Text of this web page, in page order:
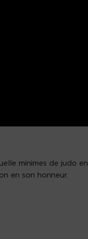
minimes de judo en
en son honneur.